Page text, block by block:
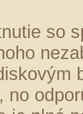
so
no